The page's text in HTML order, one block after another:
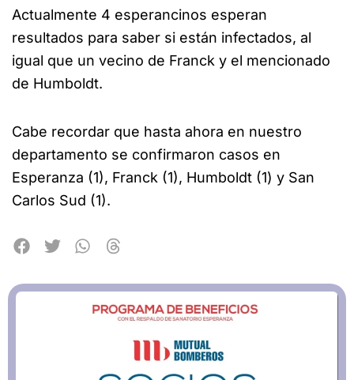
Actualmente 4 esperancinos esperan
resultados para saber si están infectados, al
igual que un vecino de Franck y el mencionado
de Humboldt.
Cabe recordar que hasta ahora en nuestro
departamento se confirmaron casos en
Esperanza (1), Franck (1), Humboldt (1) y San
Carlos Sud (1).